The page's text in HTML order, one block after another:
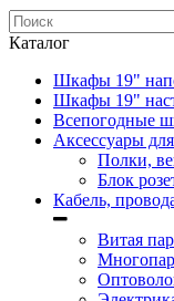
Каталог
Шкафы 19"
Шкафы 19"
Всепогодные
Аксессуары
Полки,
Блок
Кабель,
Витая